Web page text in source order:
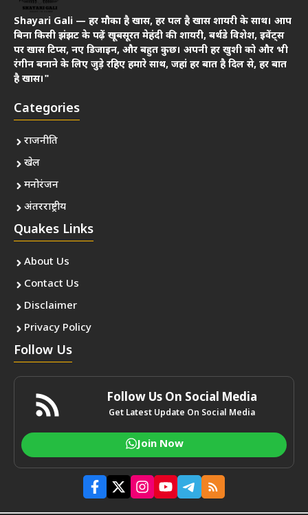
Shayari Gali — हर मौका है खास, हर पल है खास शायरी के साथ। आप
बिना किसी झंझट के पढ़ें खूबसूरत मेहंदी की शायरी, बर्थडे विशेश, इवेंट्स
पर खास टिप्स, नए डिजाइन, और बहुत कुछ। अपनी हर खुशी को और भी
रंगीन बनाने के लिए जुड़े रहिए हमारे साथ, जहां हर बात है दिल से, हर बात
है खास।"
Categories
राजनीति
खेल
मनोरंजन
अंतरराष्ट्रीय
Quakes Links
About Us
Contact Us
Disclaimer
Privacy Policy
Follow Us
Follow Us On Social Media
Get Latest Update On Social Media
Join Now